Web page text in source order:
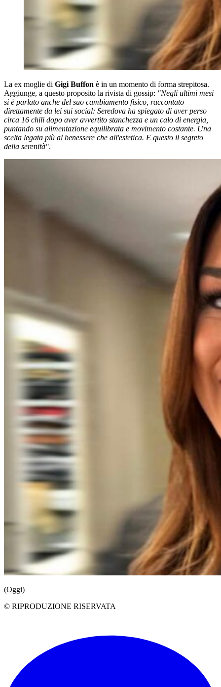
La ex moglie di Gigi Buffon è in un momento di forma strepitosa.
Aggiunge, a questo proposito la rivista di gossip: "Negli ultimi mesi
si è parlato anche del suo cambiamento fisico, raccontato
direttamente da lei sui social: Seredova ha spiegato di aver perso
circa 16 chili dopo aver avvertito stanchezza e un calo di energia,
puntando su alimentazione equilibrata e movimento costante. Una
scelta legata più al benessere che all'estetica. E questo il segreto
della serenità".
(Oggi)
© RIPRODUZIONE RISERVATA